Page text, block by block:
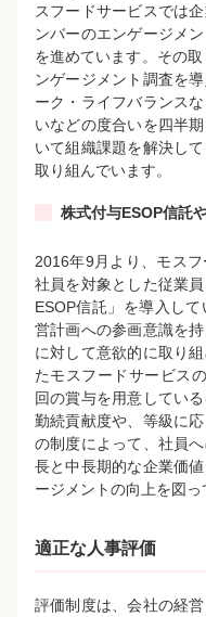
スフードサービスでは
ンバーのエンゲージメ
を進めています。その
ンゲージメント調査を
ーク・ライフバランス
いなどの度合いを四半
いて組織課題を解決し
取り組んでいます。
株式付与ESOP信託
2016年9月より、モス
社員を対象とした従業
ESOP信託」を導入し
営計画への参画意識を
に対して意欲的に取り
たモスフードサービス
回の賞与を用意してい
勤続貢献度や、等級に
の制度によって、社員
長と中長期的な企業価
ージメントの向上を図っ
適正な人事評価
評価制度は、会社の経